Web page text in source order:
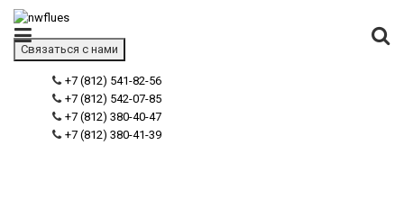
Связаться с нами
+7 (812) 541-82-56
+7 (812) 542-07-85
+7 (812) 380-40-47
+7 (812) 380-41-39